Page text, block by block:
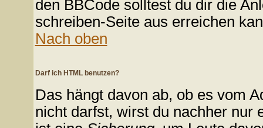
den BBCode solltest du dir die
schreiben-Seite aus erreichen
Nach oben
Darf ich HTML benutzen?
Das hängt davon ab, ob es vom
nicht darfst, wirst du nachher nur